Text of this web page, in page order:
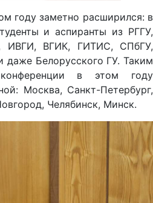
году заметно расширился: в
и аспиранты из РГГУ,
ВГИК, ГИТИС, СПбГУ,
даже Белорусского ГУ. Таким
в этом году
Москва, Санкт-Петербург,
Челябинск, Минск.